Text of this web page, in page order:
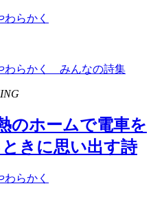
らかく
わらかく みんなの詩集
のホームで電車を
きに思い出す詩
らかく